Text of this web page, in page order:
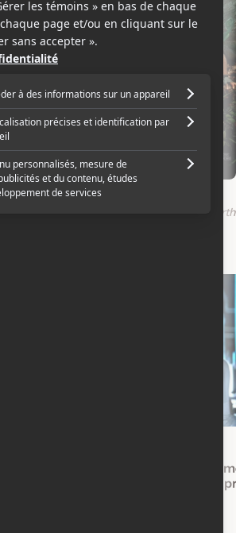
Voyage au centre de la Terre
Journey to the Center of the Earth
La sorcière noire
Box-office nord-
Legacy obtient la